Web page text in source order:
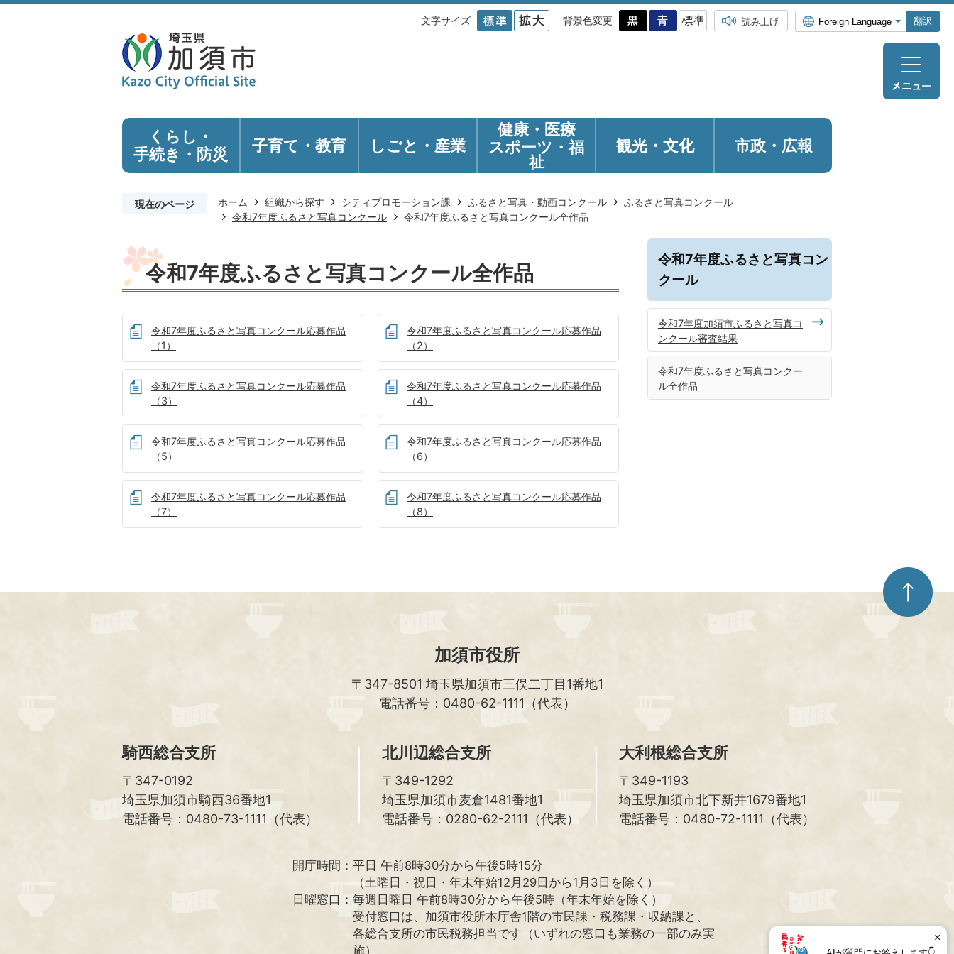
文字サイズ 背景色変更 読み上げ 翻訳
くらし・
手続き ・防災 子育て・教育 しごと・産業
健康・医療
スポーツ・福
祉
観光・ 文化 市政・広報
現在のページ ホーム 組織から探す シティプロモーション課 ふるさと写真・動画コンクール
ふるさと写真コンクール
令和7年度ふるさと写真コンクール
令和7年度ふるさと写真コンクール全作品
令和7年度ふるさと写真コンクール全作品
令和7年度ふるさと写真コンクール応募作品
（1）
令和7年度ふるさと写真コンクール応募作品
（2）
令和7年度ふるさと写真コンクール応募作品
（3）
令和7年度ふるさと写真コンクール応募作品
（4）
令和7年度ふるさと写真コンクール応募作品
（5）
令和7年度ふるさと写真コンクール応募作品
（6）
令和7年度ふるさと写真コンクール応募作品
（7）
令和7年度ふるさと写真コンクール応募作品
（8）
令和7年度ふるさと写真コン
クール
令和7年度加須市ふるさと写真コ
ンクール審査結果
令和7年度ふるさと写真コンクー
ル全作品
ペ
ー
ジ
加須市役所
〒347-8501 埼玉県加須市三俣二丁目1番地1
電話番号：0480-62-1111（代表）
騎西総合支所
〒347-0192
埼玉県加須市騎西36番地1
電話番号：0480-73-1111（代表）
北川辺総合支所
〒349-1292
埼玉県加須市麦倉1481番地1
電話番号：0280-62-2111（代表）
大利根総合支所
〒349-1193
埼玉県加須市北下新井1679番地1
電話番号：0480-72-1111（代表）
開庁時間： 平日 午前8時30分から午後5時15分
（土曜日・祝日・年末年始12月29日から1月3日を除く）
日曜窓口： 毎週日曜日 午前8時30分から午後5時（年末年始を除く）
受付窓口は、加須市役所本庁舎1階の市民課・税務課・収納課と、
各総合支所の市民税務担当です（いずれの窓口も業務の一部のみ実
施）
×